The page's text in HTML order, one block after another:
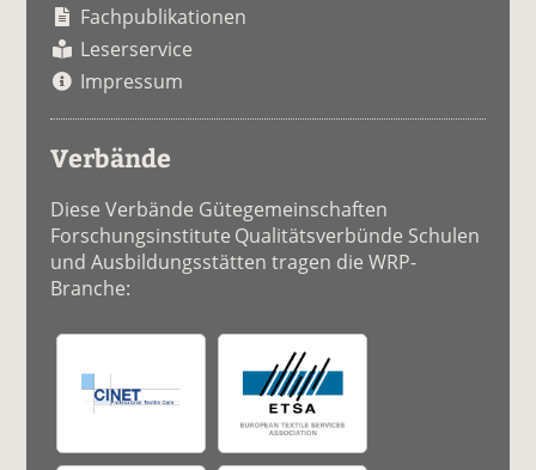
Fachpublikationen
Leserservice
Impressum
Verbände
Diese Verbände Gütegemeinschaften
Forschungsinstitute Qualitätsverbünde Schulen
und Ausbildungsstätten tragen die WRP-
Branche: